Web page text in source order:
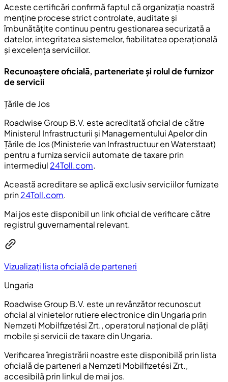
Aceste certificări confirmă faptul că organizația noastră
menține procese strict controlate, auditate și
îmbunătățite continuu pentru gestionarea securizată a
datelor, integritatea sistemelor, fiabilitatea operațională
și excelența serviciilor.
Recunoaștere oficială, parteneriate și rolul de furnizor
de servicii
Țările de Jos
Roadwise Group B.V. este acreditată oficial de către
Ministerul Infrastructurii și Managementului Apelor din
Țările de Jos (Ministerie van Infrastructuur en Waterstaat)
pentru a furniza servicii automate de taxare prin
intermediul 24Toll.com.
Această acreditare se aplică exclusiv serviciilor furnizate
prin24Toll.com.
Mai jos este disponibil un link oficial de verificare către
registrul guvernamental relevant.
Vizualizați lista oficială de parteneri
Ungaria
Roadwise Group B.V. este un revânzător recunoscut
oficial al vinietelor rutiere electronice din Ungaria prin
Nemzeti Mobilfizetési Zrt., operatorul național de plăți
mobile și servicii de taxare din Ungaria.
Verificarea înregistrării noastre este disponibilă prin lista
oficială de parteneri a Nemzeti Mobilfizetési Zrt.,
accesibilă prin linkul de mai jos.